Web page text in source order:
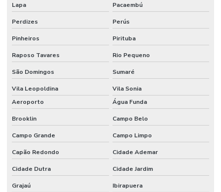
Forno para fundição de alumínio
Forno de fundição industrial
Forno de fundição industrial preço
Forno de fundição de metais
Forno de fusão
Forno para fusão de alumínio
Forno para fusão de metais
Forno industrial estacionário
Lapa Pacaembú
Perdizes Perús
Pinheiros Pirituba
Raposo Tavares Rio Pequeno
São Domingos Sumaré
Vila Leopoldina
Vila Sonia
Aeroporto
Água Funda
Brooklin Campo Belo
Campo Grande Campo Limpo
Capão Redondo Cidade Ademar
Cidade Dutra Cidade Jardim
Grajaú Ibirapuera